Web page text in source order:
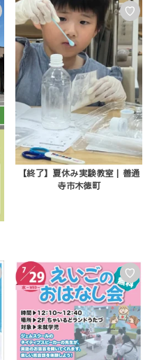
♡
【終了】夏休み実験教室 | 善通
寺市木徳町
♡